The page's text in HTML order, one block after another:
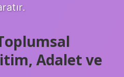
Adalet ve